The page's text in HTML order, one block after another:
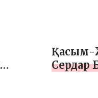
Қасым-
Сердар